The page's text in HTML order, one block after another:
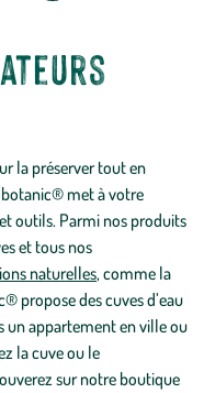
la préserver tout en
met à votre
outils. Parmi nos produits
et tous nos
naturelles, comme la
propose des cuves d’eau
un appartement en ville ou
la cuve ou le
sur notre boutique